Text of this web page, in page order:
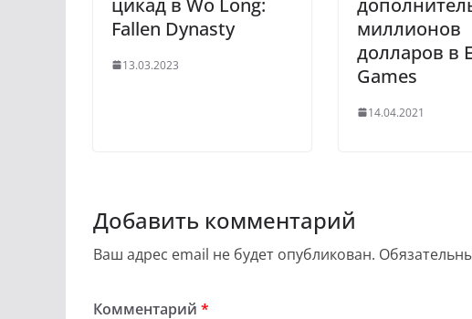
Fallen Dynasty
13.03.2023
миллионов
долларов в
Games
14.04.2021
Добавить комментарий
Ваш адрес email не будет опубликован.
Комментарий *